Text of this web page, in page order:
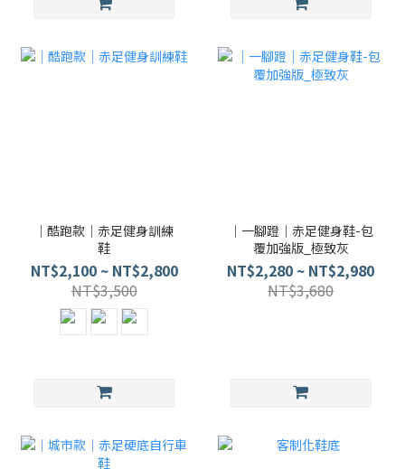
｜酷跑款｜赤足健身訓練
鞋
NT$2,100 ~ NT$2,800
NT$3,500
｜一腳蹬｜赤足健身鞋-包
覆加強版_極致灰
NT$2,280 ~ NT$2,980
NT$3,680